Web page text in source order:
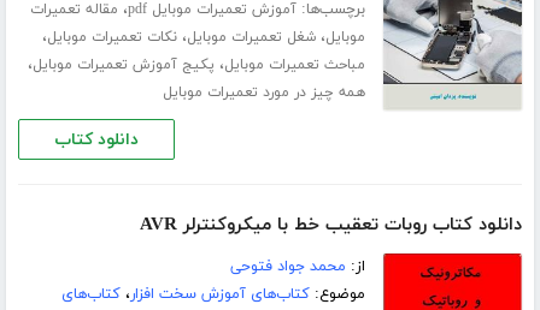
برچسب‌ها:آموزش تعمیرات موبایل pdf ، مقاله تعمیرات
موبایل،شغل تعمیرات موبایل،نکات تعمیرات موبایل،
مباحث تعمیرات موبایل، پکیج آموزش تعمیرات موبایل،
همه چیز در مورد تعمیرات موبایل
دانلود کتاب
دانلود کتاب روبات تعقیب خط با میکروکنترلر AVR
از: محمد جواد فتوحی
موضوع:کتاب‌های آموزش سخت افزار،کتاب‌های